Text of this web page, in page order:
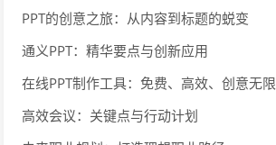
PPT的创意之旅：从内容到标题的蜕变
通义PPT：精华要点与创新应用
在线PPT制作工具：免费、高效、创意无限
高效会议：关键点与行动计划